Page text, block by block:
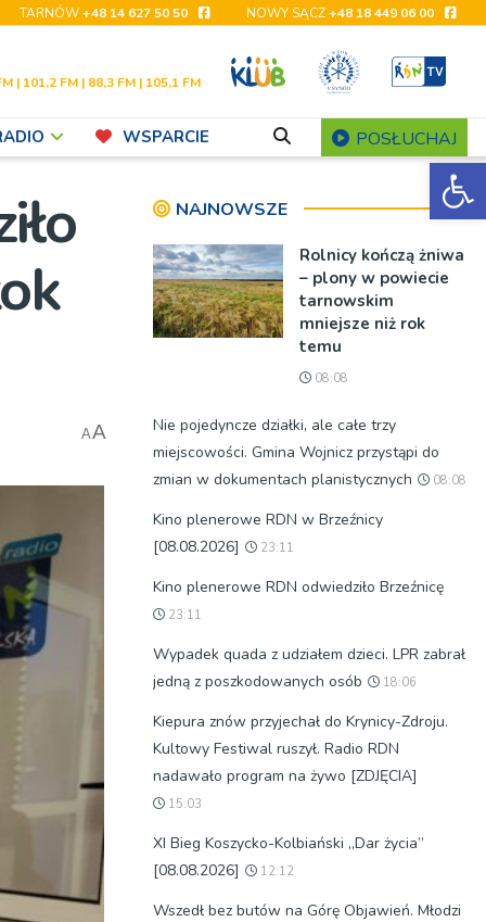
TARNÓW+48 14 627 50 50 NOWY SĄCZ+48 18 449 06 00
| 101,2 FM | 88,3 FM | 105,1 FM
WSPARCIE POSŁUCHAJ
AA
NAJNOWSZE
Rolnicy kończą żniwa
– plony w powiecie
tarnowskim
mniejsze niż rok
temu
08:08
Nie pojedyncze działki, ale całe trzy
miejscowości. Gmina Wojnicz przystąpi do
zmian w dokumentach planistycznych
08:08
Kino plenerowe RDN w Brzeźnicy
[08.08.2026]
23:11
Kino plenerowe RDN odwiedziło Brzeźnicę
23:11
Wypadek quada z udziałem dzieci. LPR zabrał
jedną z poszkodowanych osób
18:06
Kiepura znów przyjechał do Krynicy-Zdroju.
Kultowy Festiwal ruszył. Radio RDN
nadawało program na żywo [ZDJĘCIA]
15:03
XI Bieg Koszycko-Kolbiański „Dar życia”
[08.08.2026]
12:12
Wszedł bez butów na Górę Objawień. Młodzi